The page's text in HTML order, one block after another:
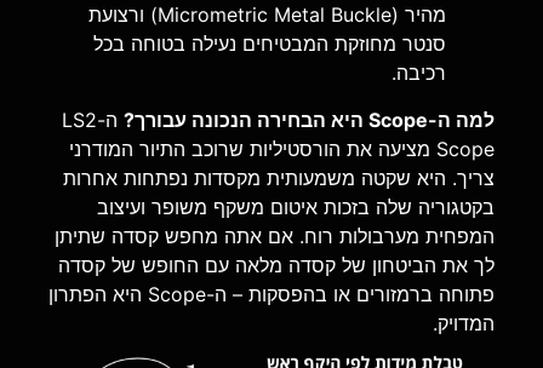
מהיר (Micrometric Metal Buckle) ורצועת
סנטר מחוזקת המבטיחים נעילה בטוחה בכל
רכיבה.
למה ה-Scope היא הבחירה הנכונה עבורך?
ה-LS2
Scope מציעה את הורסטיליות שרוכב התיור המודרני
צריך. היא שקטה משמעותית מקסדות נפתחות אחרות
בקטגוריה שלה בזכות איטום משקף משופר ועיצוב
המפחית מערבולות רוח. אם אתה מחפש קסדה שתיתן
לך את הביטחון של קסדה מלאה עם החופש של קסדה
פתוחה ברמזורים או בהפסקות – ה-Scope היא הפתרון
המדויק.